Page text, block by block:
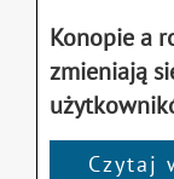
Konopie a
zmieniają
Czytaj